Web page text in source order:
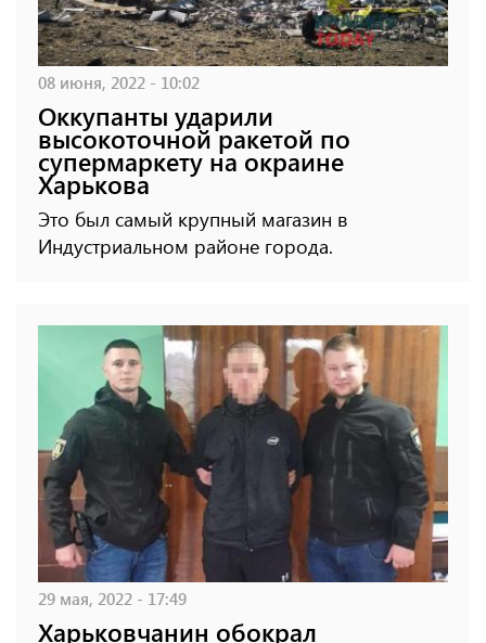
08 июня, 2022 - 10:02
Оккупанты ударили
высокоточной ракетой по
супермаркету на окраине
Харькова
Это был самый крупный магазин в
Индустриальном районе города.
29 мая, 2022 - 17:49
Харьковчанин обокрал